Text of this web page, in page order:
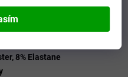
8% Elastane